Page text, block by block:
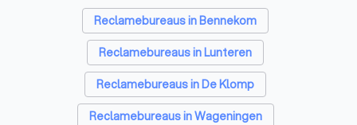
Koffieautomaat leveranciers in Ede
Accountants in Ede
Reclamebureaus in Bennekom
Reclamebureaus in Lunteren
Reclamebureaus in De Klomp
Reclamebureaus in Wageningen